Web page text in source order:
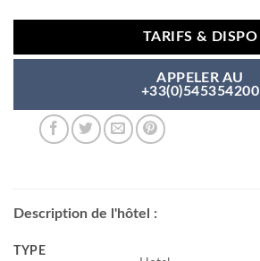
TARIFS & DISPO
APPELER AU
+33(0)545354200
Description de l'hôtel :
TYPE